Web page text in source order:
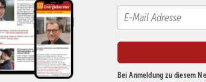
Bei Anmeldung zu diesem